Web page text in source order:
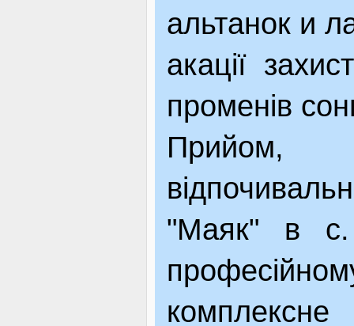
альтанок и
акації
променів
Прийом,
"Маяк" в с.